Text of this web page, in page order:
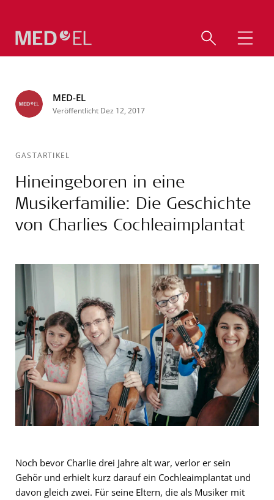
MED-EL
Veröffentlicht Dez 12, 2017
GASTARTIKEL
Hineingeboren in eine
Musikerfamilie: Die Geschichte
von Charlies Cochleaimplantat
Noch bevor Charlie drei Jahre alt war, verlor er sein
Gehör und erhielt kurz darauf ein Cochleaimplantat und
davon gleich zwei. Für seine Eltern, die als Musiker mit